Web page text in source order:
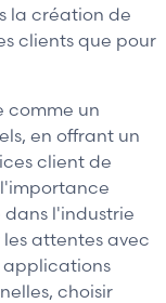
la création de
clients que pour
comme un
en offrant un
client de
l'industrie
attentes avec
applications
choisir